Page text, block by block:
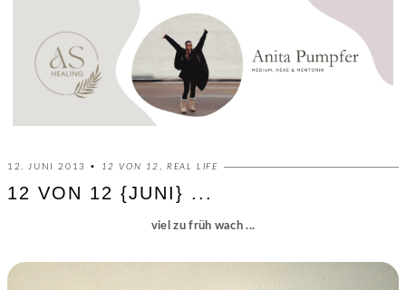
12. JUNI 2013 • 12 VON 12 ,REAL LIFE
12 VON 12 {JUNI} ...
viel zu früh wach ...